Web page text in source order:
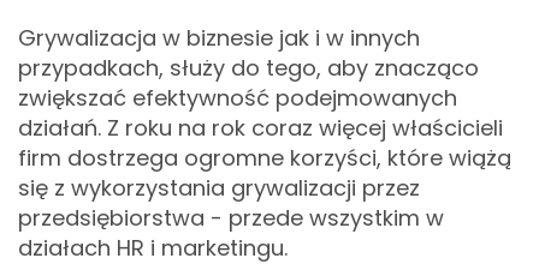
Grywalizacja w biznesie jak i w innych
przypadkach, służy do tego, aby znacząco
zwiększać efektywność podejmowanych
działań. Z roku na rok coraz więcej właścicieli
firm dostrzega ogromne korzyści, które wiążą
się z wykorzystania grywalizacji przez
przedsiębiorstwa - przede wszystkim w
działach HR i marketingu.